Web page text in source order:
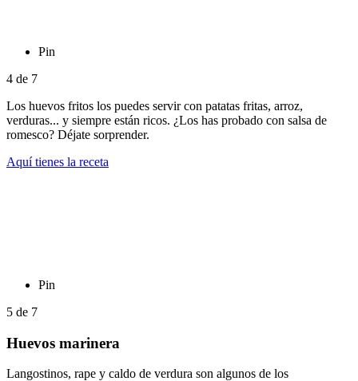
Pin
4 de 7
Los huevos fritos los puedes servir con patatas fritas, arroz,
verduras... y siempre están ricos. ¿Los has probado con salsa de
romesco? Déjate sorprender.
Aquí tienes la receta
Pin
5 de 7
Huevos marinera
Langostinos, rape y caldo de verdura son algunos de los